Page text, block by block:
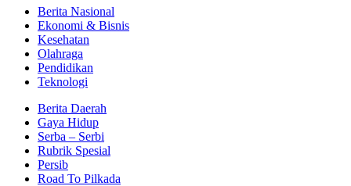
Berita Nasional
Ekonomi & Bisnis
Kesehatan
Olahraga
Pendidikan
Teknologi
Berita Daerah
Gaya Hidup
Serba – Serbi
Rubrik Spesial
Persib
Road To Pilkada